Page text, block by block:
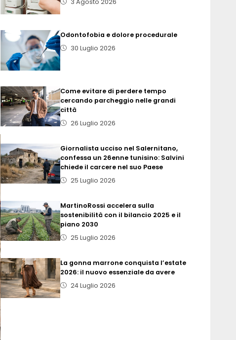
Odontofobia e dolore procedurale
30 Luglio 2026
Come evitare di perdere tempo
cercando parcheggio nelle grandi
città
26 Luglio 2026
Giornalista ucciso nel Salernitano,
confessa un 26enne tunisino: Salvini
chiede il carcere nel suo Paese
25 Luglio 2026
MartinoRossi accelera sulla
sostenibilità con il bilancio 2025 e il
piano 2030
25 Luglio 2026
La gonna marrone conquista l’estate
2026: il nuovo essenziale da avere
24 Luglio 2026